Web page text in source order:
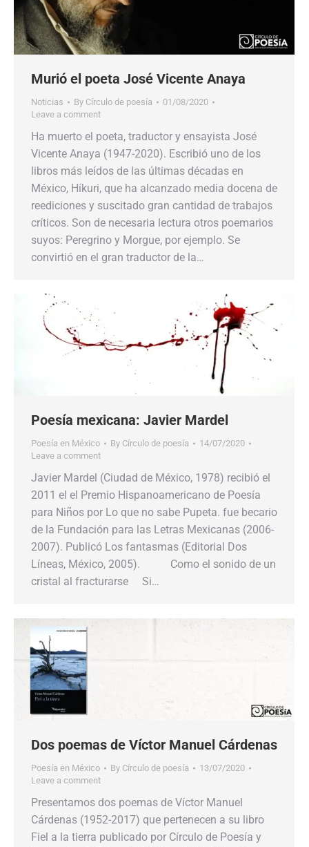
Murió el poeta José Vicente Anaya
Noticias By Círculo de poesía
01/08/2020
Leave a comment
Ha muerto el poeta, traductor y ensayista José
Vicente Anaya (1947-2020). Escribió uno de los
libros más leídos de las últimas décadas en
México, Híkuri, que ha alcanzado media docena de
reediciones y suscitado gran cantidad de trabajos
críticos. Son de necesaria lectura otros poemarios
suyos: Peregrino y Morgue, por ejemplo. Se
convirtió en el gran traductor de la…
Poesía mexicana: Javier Mardel
Poesía en México By Círculo de poesía
14/07/2020
Leave a comment
Javier Mardel (Ciudad de México, 1978) recibió el
2011 el el Premio Hispanoamericano de Poesía
para Niños por Lo que no sabe Pupeta. fue becario
de la Fundación para las Letras Mexicanas (2006-
2007). Publicó Los fantasmas (Editorial Dos
Líneas, México, 2005). Como el sonido de un
cristal al fracturarse Si…
Dos poemas de Víctor Manuel Cárdenas
Poesía en México By Círculo de poesía
13/07/2020
Leave a comment
Presentamos dos poemas de Víctor Manuel
Cárdenas (1952-2017) que pertenecen a su libro
Fiel a la tierra publicado por Círculo de Poesía y